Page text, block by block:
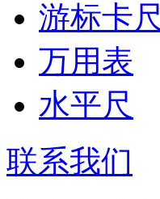
游标卡尺
万用表
水平尺
联系我们